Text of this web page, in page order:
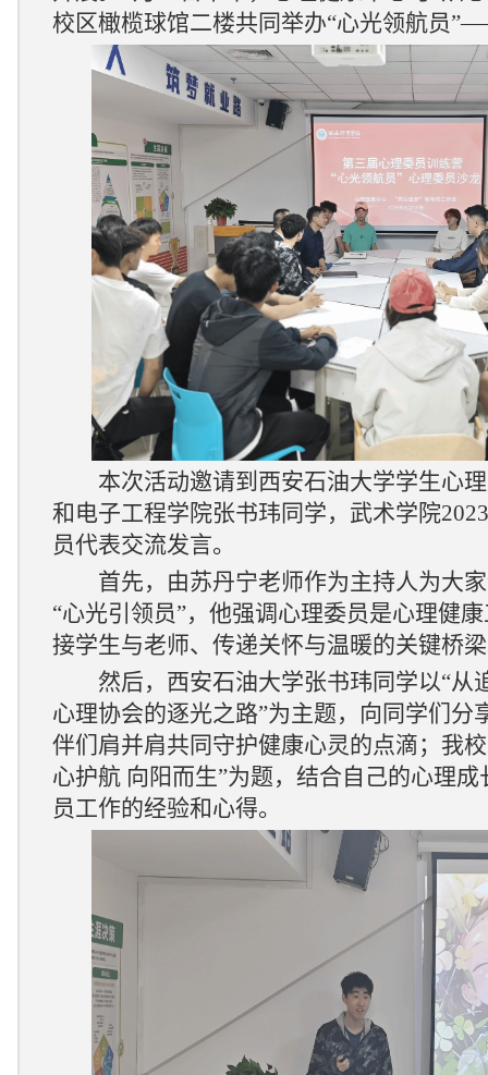
校区橄榄球馆二楼共同举办“心光领航员”
本次活动邀请到西安石油大学学生心
和电子工程学院张书玮同学，武术学院2023
员代表交流发言。
首先，由苏丹宁老师作为主持人为大
“心光引领员”， 他强调心理委员是心理健
接学生与老师、传递关怀与温暖的关键桥
然后，西安石油大学张书玮同学以“从
心理协会的逐光之路”为主题，向同学们分
伴们肩并肩共同守护健康心灵的点滴；我
心护航 向阳而生”为题，结合自己的心理
员工作的经验和心得。